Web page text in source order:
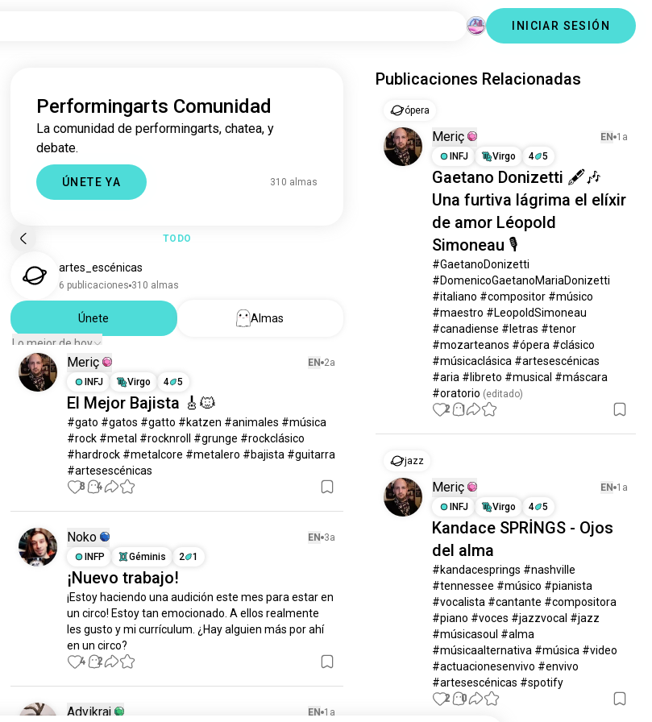
INICIAR SESIÓN
Performingarts Comunidad
La comunidad de performingarts, chatea, y
debate.
ÚNETE YA 310 almas
TODO
artes_escénicas
6 publicaciones 310 almas
Únete
Almas
Lo mejor de hoy
Meriç EN 2a
INFJ
Virgo 4 5
El Mejor Bajista 🎸🐱
#gato #gatos #gatto #katzen #animales #música
#rock #metal #rocknroll #grunge #rockclásico
#hardrock #metalcore #metalero #bajista #guitarra
#artesescénicas
8 4
Noko EN 3a
INFP
Géminis 2 1
¡Nuevo trabajo!
¡Estoy haciendo una audición este mes para estar en
un circo! Estoy tan emocionado. A ellos realmente
les gusto y mi currículum. ¿Hay alguien más por ahí
en un circo?
4 2
Advikraj EN 1a
Publicaciones Relacionadas
ópera
Meriç EN 1a
INFJ
Virgo 4 5
Gaetano Donizetti 🖋️🎶
Una furtiva lágrima el elíxir
de amor Léopold
Simoneau 🎙️
#GaetanoDonizetti
#DomenicoGaetanoMariaDonizetti
#italiano #compositor #músico
#maestro #LeopoldSimoneau
#canadiense #letras #tenor
#mozarteanos #ópera #clásico
#músicaclásica #artesescénicas
#aria #libreto #musical #máscara
#oratorio (editado)
2 1
jazz
Meriç EN 1a
INFJ
Virgo 4 5
Kandace SPRİNGS - Ojos
del alma
#kandacesprings #nashville
#tennessee #músico #pianista
#vocalista #cantante #compositora
#piano #voces #jazzvocal #jazz
#músicasoul #alma
#músicaalternativa #música #video
#actuacionesenvivo #envivo
#artesescénicas #spotify
2 0
acaba de inscribirse.
acaba de inscribirse.
acaba de inscribirse.